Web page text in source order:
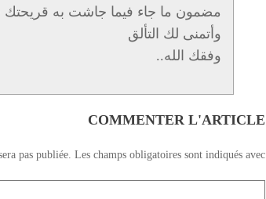
مضمون ما جاء فيما جاشت به قريحتك
وأتمنى لك التألق
وفقك الله..
COMMENTER L'ARTICLE
pas publiée. Les champs obligatoires sont indiqués avec